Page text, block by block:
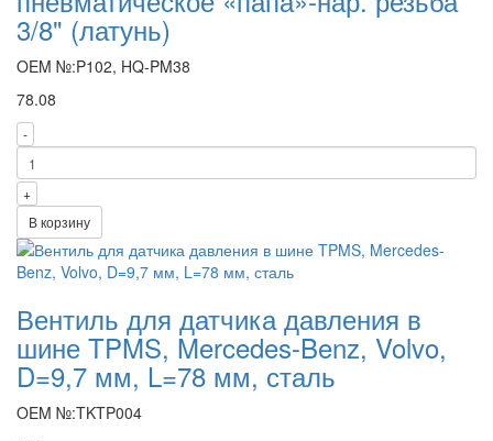
3/8" (латунь)
OEM №:P102, HQ-PM38
78.08
-
+
В корзину
Вентиль для датчика давления в
шине TPMS, Mercedes-Benz, Volvo,
D=9,7 мм, L=78 мм, сталь
OEM №:TKTP004